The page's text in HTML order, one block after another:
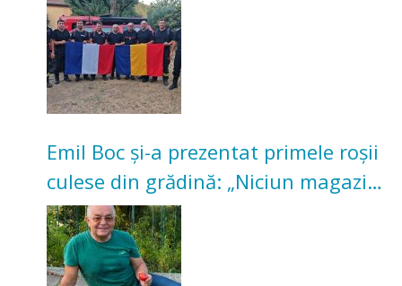
Emil Boc și-a prezentat primele roșii
culese din grădină: „Niciun magazin
nu poate oferi această satisfacție”